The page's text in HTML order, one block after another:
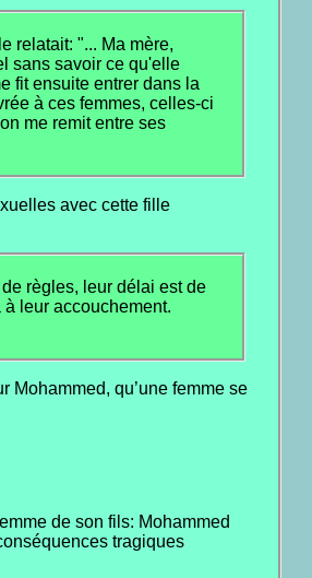
relatait: "... Ma mère,
sans savoir ce qu'elle
fit ensuite entrer dans la
à ces femmes, celles-ci
me remit entre ses
avec cette fille
règles, leur délai est de
leur accouchement.
Mohammed, qu’une femme se
de son fils: Mohammed
tragiques